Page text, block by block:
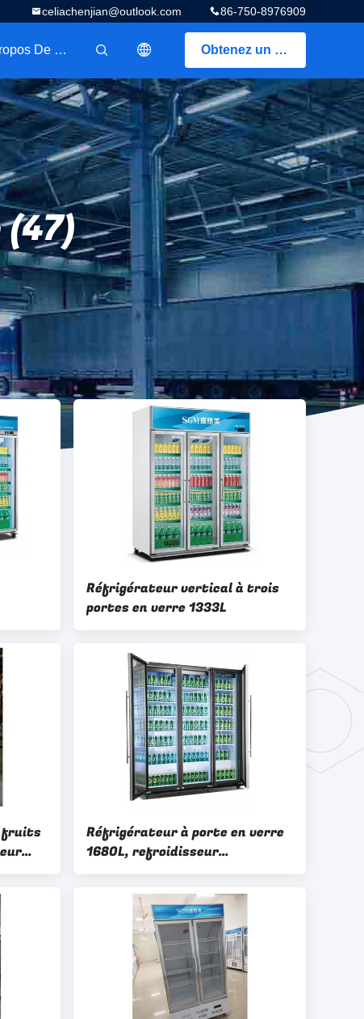
86-750-8976909
celiachenjian@outlook.com
Obtenez un devis
描述
A Propos De Nous
Réfrigérateur vertical à trois
portes en verre 1333L
fruits
Réfrigérateur à porte en verre
1680L, refroidisseur
d'affichage de vin 3C